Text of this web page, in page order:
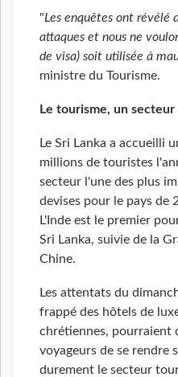
"Les enquêtes ont révélé
attaques et nous ne
de visa) soit utilisée à
ministre du Tourisme.
Le tourisme, un secteur
Le Sri Lanka a accueilli
millions de touristes
secteur l'une des plus
devises pour le pays de
L'Inde est le premier
Sri Lanka, suivie de la
Chine.
Les attentats du
frappé des hôtels de
chrétiennes, pourraient
voyageurs de se rendre
durement le secteur